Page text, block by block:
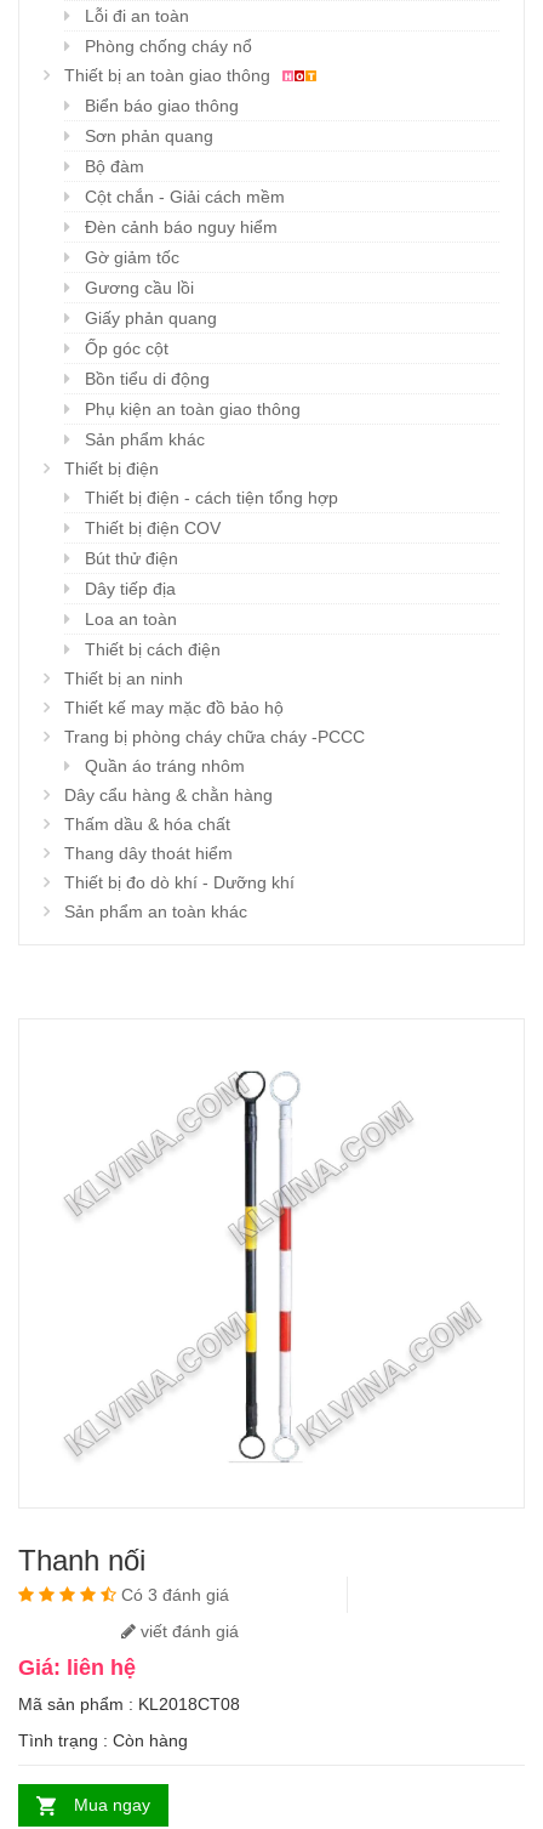
Lỗi đi an toàn
Phòng chống cháy nổ
Thiết bị an toàn giao thông
Biển báo giao thông
Sơn phản quang
Bộ đàm
Cột chắn - Giải cách mềm
Đèn cảnh báo nguy hiểm
Gờ giảm tốc
Gương cầu lồi
Giấy phản quang
Ốp góc cột
Bồn tiểu di động
Phụ kiện an toàn giao thông
Sản phẩm khác
Thiết bị điện
Thiết bị điện - cách tiện tổng hợp
Thiết bị điện COV
Bút thử điện
Dây tiếp địa
Loa an toàn
Thiết bị cách điện
Thiết bị an ninh
Thiết kế may mặc đồ bảo hộ
Trang bị phòng cháy chữa cháy -PCCC
Quần áo tráng nhôm
Dây cẩu hàng & chằn hàng
Thấm dầu & hóa chất
Thang dây thoát hiểm
Thiết bị đo dò khí - Dưỡng khí
Sản phẩm an toàn khác
Thanh nối
Có 3 đánh giá
viết đánh giá
Giá: liên hệ
Mã sản phẩm : KL2018CT08
Tình trạng : Còn hàng
Mua ngay